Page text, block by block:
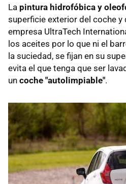
La pintura hidrofóbica y
superficie exterior del coche y
empresa UltraTech
los aceites por lo que ni el
la suciedad, se fijan en su
evita el que tenga que ser
un coche "autolimpiable".